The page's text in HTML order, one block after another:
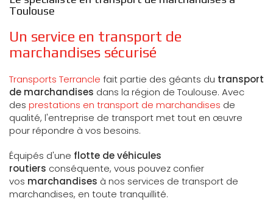
Toulouse
Un service en transport de
marchandises sécurisé
Transports Terrancle fait partie des géants du transport
de marchandises dans la région de Toulouse. Avec
des prestations en transport de marchandises de
qualité, l'entreprise de transport met tout en œuvre
pour répondre à vos besoins.
Équipés d'une flotte de véhicules
routiers conséquente, vous pouvez confier
vos marchandises à nos services de transport de
marchandises, en toute tranquillité.